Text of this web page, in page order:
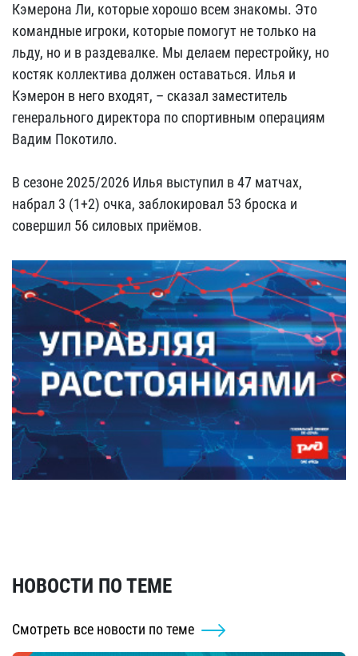
Кэмерона Ли, которые хорошо всем знакомы. Это
командные игроки, которые помогут не только на
льду, но и в раздевалке. Мы делаем перестройку, но
костяк коллектива должен оставаться. Илья и
Кэмерон в него входят, – сказал заместитель
генерального директора по спортивным операциям
Вадим Покотило.
В сезоне 2025/2026 Илья выступил в 47 матчах,
набрал 3 (1+2) очка, заблокировал 53 броска и
совершил 56 силовых приёмов.
НОВОСТИ ПО ТЕМЕ
Смотреть все новости по теме